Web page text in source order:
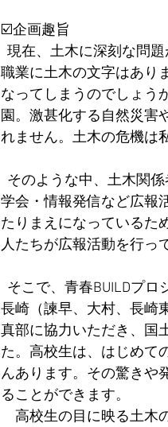
☑️企画趣旨
職業に土木の文字はあり
なってしまうのでしょう
園。激甚化する自然災害
れません。土木の危機は
学会・情報発信など広報
たりまえになっているた
人たちが広報活動を行っ
長崎（諫早、大村、長崎
真部に協力いただき、国
た。高校生は、はじめて
んあります。その驚きや
ることができます。
高校生の目に映る土木